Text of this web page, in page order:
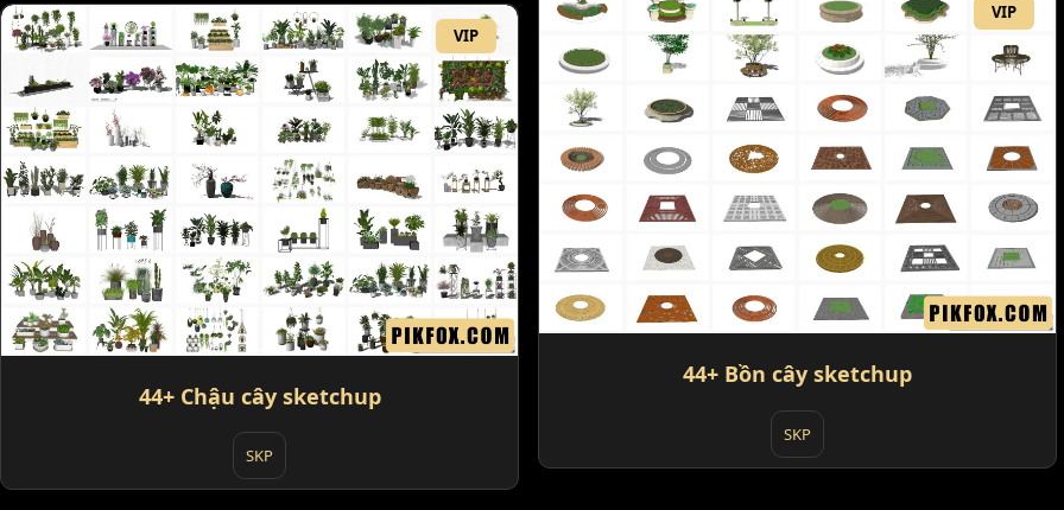
VIP
44+ Bồn cây sketchup
SKP
VIP
44+ Chậu cây sketchup
SKP